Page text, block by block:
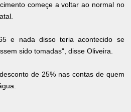
começe a voltar ao normal no
e nada disso teria acontecido se
sido tomadas", disse Oliveira.
de 25% nas contas de quem